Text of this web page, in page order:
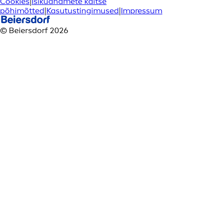
põhimõtted Kasutustingimused Impressum
© Beiersdorf 2026